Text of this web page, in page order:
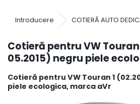
Introducere COTIERĂ AUTO
Cotieră pentru VW
05.2015) negru piele
Cotieră pentru VW Touran 1
piele ecologica, marca aVr